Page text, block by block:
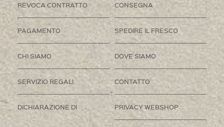
REVOCA CONTRATTO CONSEGNA
PAGAMENTO SPEDIRE IL FRESCO
CHI SIAMO DOVE SIAMO
SERVIZIO REGALI CONTATTO
DICHIARAZIONE DI PRIVACY WEBSHOP